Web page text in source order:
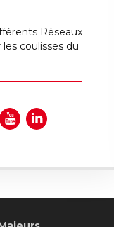
Réseaux
coulisses du